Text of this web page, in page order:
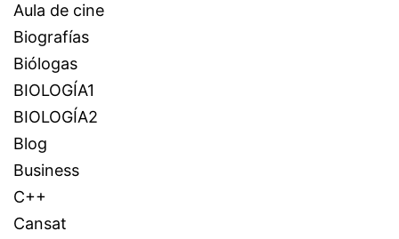
Aula de cine
Biografías
Biólogas
BIOLOGÍA1
BIOLOGÍA2
Blog
Business
C++
Cansat